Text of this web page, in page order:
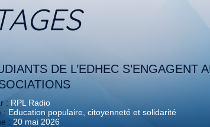
DE L’EDHEC S’ENGAGENT
: RPL Radio
: Education populaire, citoyenneté et solidarité
: 20 mai 2026